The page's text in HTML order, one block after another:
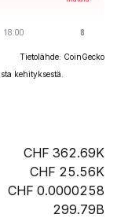
Tietolähde: CoinGecko
kehityksestä.
362.69K
25.56K
0.0000258
299.79B